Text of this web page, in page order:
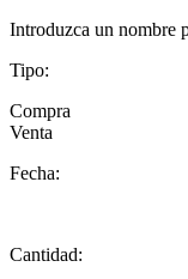
Introduzca un nombre
Tipo:
Compra
Venta
Fecha:
Cantidad: